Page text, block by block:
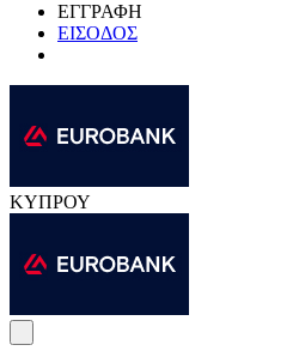
ΕΓΓΡΑΦΗ
ΕΙΣΟΔΟΣ
ΚΥΠΡΟΥ